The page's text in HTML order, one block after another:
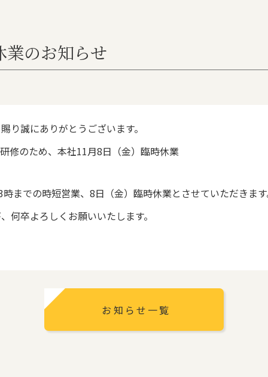
のお知らせ
り誠にありがとうございます。
修のため、本社11月8日（金）臨時休業
までの時短営業、8日（金）臨時休業とさせていただきま
何卒よろしくお願いいたします。
お知らせ一覧